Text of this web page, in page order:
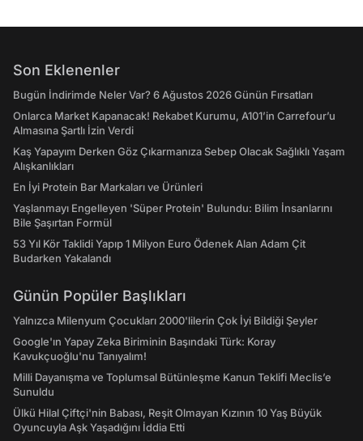
Son Eklenenler
Bugün İndirimde Neler Var? 6 Ağustos 2026 Günün Fırsatları
Onlarca Market Kapanacak! Rekabet Kurumu, A101’in Carrefour’u
Almasına Şartlı İzin Verdi
Kaş Yapayım Derken Göz Çıkarmanıza Sebep Olacak Sağlıklı Yaşam
Alışkanlıkları
En İyi Protein Bar Markaları ve Ürünleri
Yaşlanmayı Engelleyen 'Süper Protein' Bulundu: Bilim İnsanlarını
Bile Şaşırtan Formül
53 Yıl Kör Taklidi Yapıp 1 Milyon Euro Ödenek Alan Adam Çit
Budarken Yakalandı
Günün Popüler Başlıkları
Yalnızca Milenyum Çocukları 2000'lilerin Çok İyi Bildiği Şeyler
Google'ın Yapay Zeka Biriminin Başındaki Türk: Koray
Kavukçuoğlu'nu Tanıyalım!
Milli Dayanışma ve Toplumsal Bütünleşme Kanun Teklifi Meclis’e
Sunuldu
Ülkü Hilal Çiftçi'nin Babası, Reşit Olmayan Kızının 10 Yaş Büyük
Oyuncuyla Aşk Yaşadığını İddia Etti